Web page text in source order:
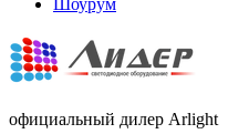
Шоурум
официальный дилер Arlight